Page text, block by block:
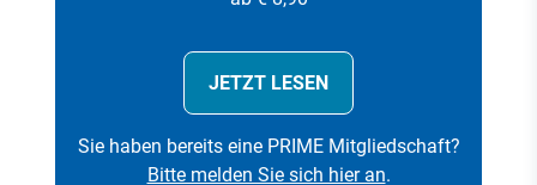
JETZT LESEN
Sie haben bereits eine PRIME Mitgliedschaft?
Bitte melden Sie sich hier an.